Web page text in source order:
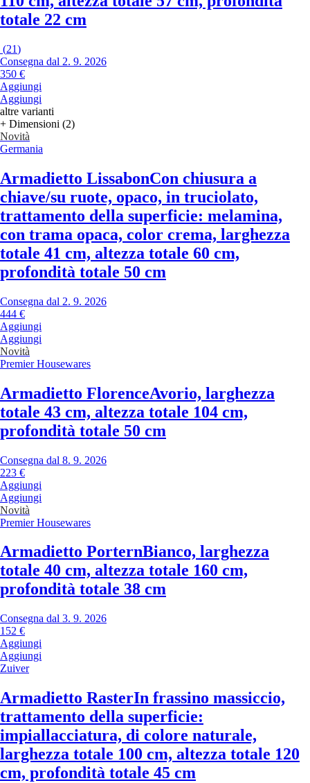
totale 22 cm
(21)
Consegna dal 2. 9. 2026
350 €
Aggiungi
Aggiungi
altre varianti
+ Dimensioni (2)
Novità
Germania
Armadietto LissabonCon chiusura a
chiave/su ruote, opaco, in truciolato,
trattamento della superficie: melamina,
con trama opaca, color crema, larghezza
totale 41 cm, altezza totale 60 cm,
profondità totale 50 cm
Consegna dal 2. 9. 2026
444 €
Aggiungi
Aggiungi
Novità
Premier Housewares
Armadietto FlorenceAvorio, larghezza
totale 43 cm, altezza totale 104 cm,
profondità totale 50 cm
Consegna dal 8. 9. 2026
223 €
Aggiungi
Aggiungi
Novità
Premier Housewares
Armadietto PorternBianco, larghezza
totale 40 cm, altezza totale 160 cm,
profondità totale 38 cm
Consegna dal 3. 9. 2026
152 €
Aggiungi
Aggiungi
Zuiver
Armadietto RasterIn frassino massiccio,
trattamento della superficie:
impiallacciatura, di colore naturale,
larghezza totale 100 cm, altezza totale 120
cm, profondità totale 45 cm